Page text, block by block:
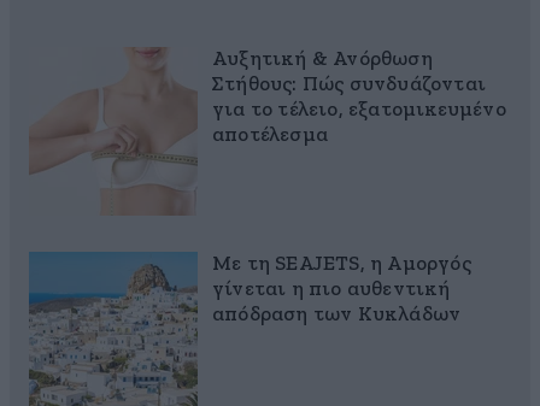
Αυξητική & Ανόρθωση
Στήθους: Πώς συνδυάζονται
για το τέλειο, εξατομικευμένο
αποτέλεσμα
Με τη SEAJETS, η Αμοργός
γίνεται η πιο αυθεντική
απόδραση των Κυκλάδων